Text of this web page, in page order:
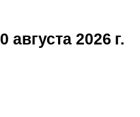
2026 г.